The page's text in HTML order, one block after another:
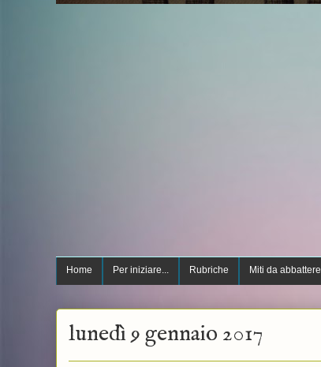
Home Per iniziare... Rubriche Miti da abbattere
lunedì 9 gennaio 2017